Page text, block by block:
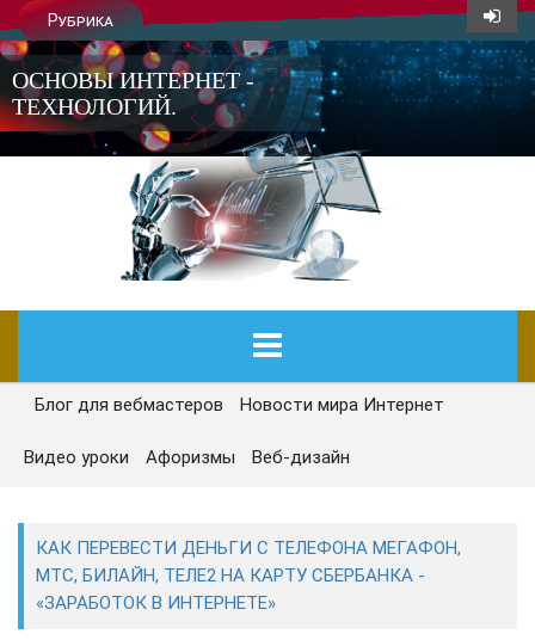
Рубрика
ОСНОВЫ ИНТЕРНЕТ -
ТЕХНОЛОГИЙ.
ГЛАВНАЯ
СЕГОДНЯ
САЙТОСТРОЕНИЕ
Блог для вебмастеров Новости мира Интернет
Видео уроки Афоризмы Веб-дизайн
КАК ПЕРЕВЕСТИ ДЕНЬГИ С ТЕЛЕФОНА МЕГАФОН,
МТС, БИЛАЙН, ТЕЛЕ2 НА КАРТУ СБЕРБАНКА -
«ЗАРАБОТОК В ИНТЕРНЕТЕ»